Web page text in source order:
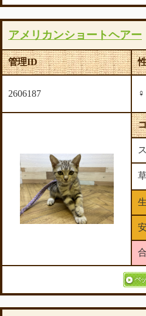
アメリカンショートヘアー
管理ID
2606187 ♀